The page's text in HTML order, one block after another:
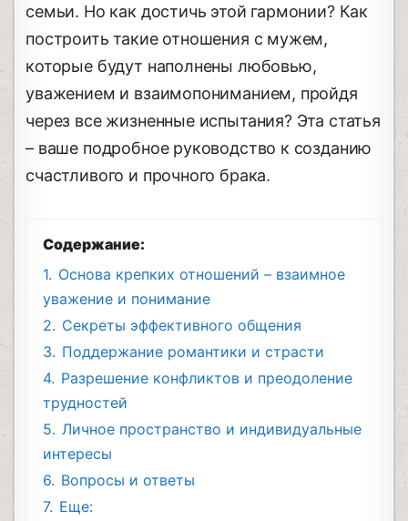
семьи. Но как достичь этой гармонии? Как
построить такие отношения с мужем,
которые будут наполнены любовью,
уважением и взаимопониманием, пройдя
через все жизненные испытания? Эта статья
– ваше подробное руководство к созданию
счастливого и прочного брака.
Содержание:
1. Основа крепких отношений – взаимное
уважение и понимание
2. Секреты эффективного общения
3. Поддержание романтики и страсти
4. Разрешение конфликтов и преодоление
трудностей
5. Личное пространство и индивидуальные
интересы
6. Вопросы и ответы
7. Еще: